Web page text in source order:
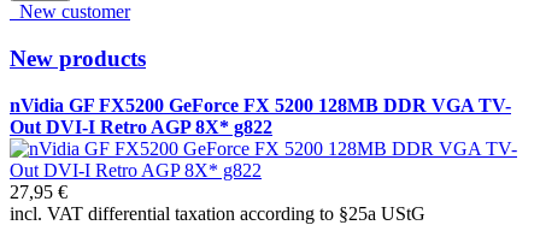
New customer
New products
nVidia GF FX5200 GeForce FX 5200 128MB DDR VGA TV-
Out DVI-I Retro AGP 8X* g822
27,95 €
incl. VAT differential taxation according to §25a UStG